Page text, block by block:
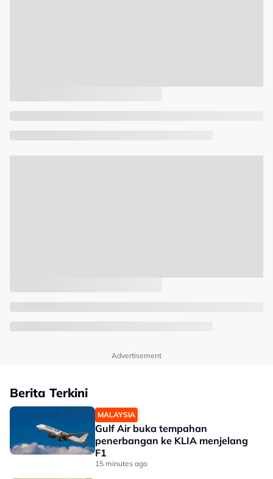
Advertisement
Berita Terkini
MALAYSIA
Gulf Air buka tempahan
penerbangan ke KLIA menjelang
F1
15 minutes ago